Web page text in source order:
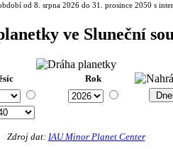
od 8. srpna 2026 do 31. prosince 2050 s
ve Sluneční
Rok
Zdroj dat: IAU Minor Planet Center